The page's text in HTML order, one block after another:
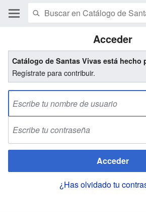
Acceder
Catálogo de Santas Vivas está hecho
Regístrate para contribuir.
Acceder
¿Has olvidado tu